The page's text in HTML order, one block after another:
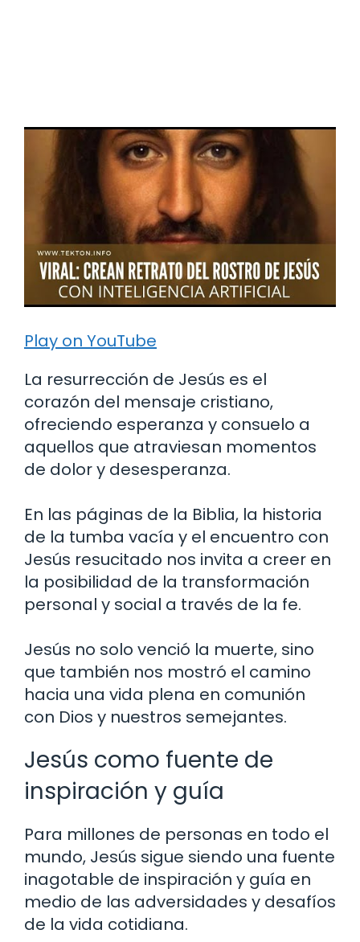
Play on YouTube
La resurrección de Jesús es el
corazón del mensaje cristiano,
ofreciendo esperanza y consuelo a
aquellos que atraviesan momentos
de dolor y desesperanza.
En las páginas de la Biblia, la historia
de la tumba vacía y el encuentro con
Jesús resucitado nos invita a creer en
la posibilidad de la transformación
personal y social a través de la fe.
Jesús no solo venció la muerte, sino
que también nos mostró el camino
hacia una vida plena en comunión
con Dios y nuestros semejantes.
Jesús como fuente de
inspiración y guía
Para millones de personas en todo el
mundo, Jesús sigue siendo una fuente
inagotable de inspiración y guía en
medio de las adversidades y desafíos
de la vida cotidiana.